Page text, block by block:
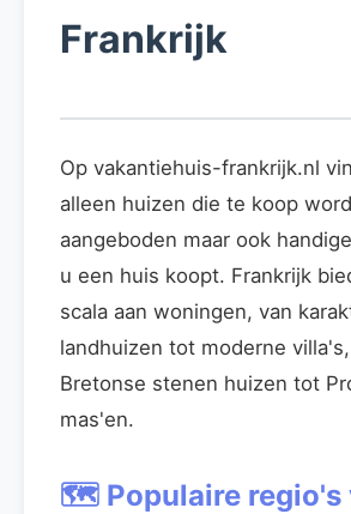
Frankrijk
Op vakantiehuis-frankrijk.nl
alleen huizen die te koop
aangeboden maar ook
u een huis koopt. Frankrijk
scala aan woningen, van
landhuizen tot moderne
Bretonse stenen huizen tot
mas'en.
🗺️ Populaire regio's